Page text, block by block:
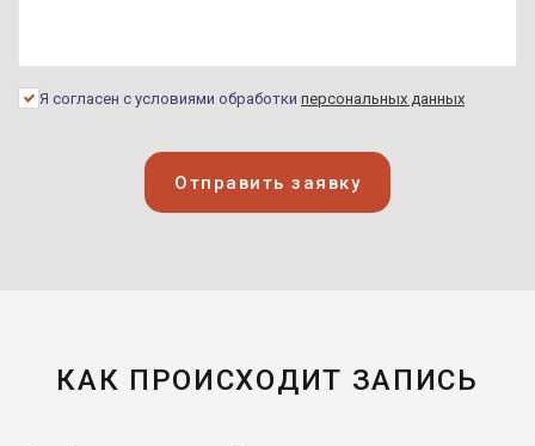
Я согласен с условиями обработки персональных данных
Отправить заявку
КАК ПРОИСХОДИТ ЗАПИСЬ